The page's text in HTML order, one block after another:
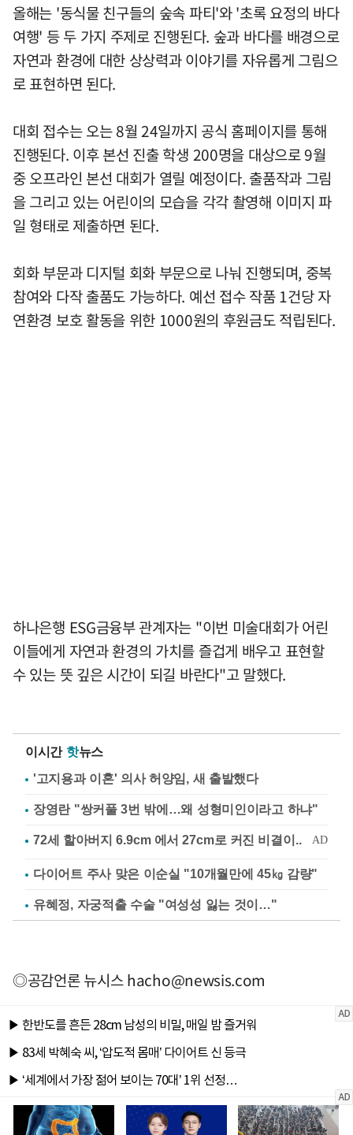
올해는 '동식물 친구들의 숲속 파티'와 '초록 요정의 바다
여행' 등 두 가지 주제로 진행된다. 숲과 바다를 배경으로
자연과 환경에 대한 상상력과 이야기를 자유롭게 그림으
로 표현하면 된다.
대회 접수는 오는 8월 24일까지 공식 홈페이지를 통해
진행된다. 이후 본선 진출 학생 200명을 대상으로 9월
중 오프라인 본선 대회가 열릴 예정이다. 출품작과 그림
을 그리고 있는 어린이의 모습을 각각 촬영해 이미지 파
일 형태로 제출하면 된다.
회화 부문과 디지털 회화 부문으로 나눠 진행되며, 중복
참여와 다작 출품도 가능하다. 예선 접수 작품 1건당 자
연환경 보호 활동을 위한 1000원의 후원금도 적립된다.
하나은행 ESG금융부 관계자는 "이번 미술대회가 어린
이들에게 자연과 환경의 가치를 즐겁게 배우고 표현할
수 있는 뜻 깊은 시간이 되길 바란다"고 말했다.
이시간 핫뉴스
'고지용과 이혼' 의사 허양임, 새 출발했다
장영란 "쌍커풀 3번 밖에…왜 성형미인이라고 하냐"
다이어트 주사 맞은 이순실 "10개월만에 45㎏ 감량"
유혜정, 자궁적출 수술 "여성성 잃는 것이…"
◎공감언론 뉴시스hacho@newsis.com